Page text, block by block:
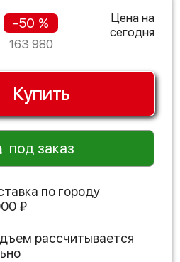
-50 %
163 980
Цена на
сегодня
Купить
под заказ
по городу
₽
рассчитывается